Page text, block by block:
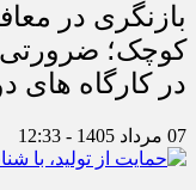
بازنگری در
کوچک؛ ضرورتی
در کارگاه های
07 مرداد 1405 - 12:33